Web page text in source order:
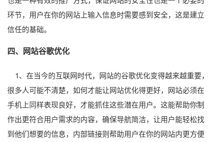
环节，用户在你的网站上输入信息时需要感到安全，这是建立
信任的基础。
四、网站谷歌优化
1、在当今的互联网时代，网站的谷歌优化变得越来越重要，
很多人可能不清楚，如何才能让网站优化得更好，网站必须在
手机上同样表现良好，才能抓住这些潜在用户。这能帮助你制
作出更符合用户需求的内容，确保导航简洁，让用户能轻松找
到他们想要的信息，内部链接则帮助用户在你的网站内更方便